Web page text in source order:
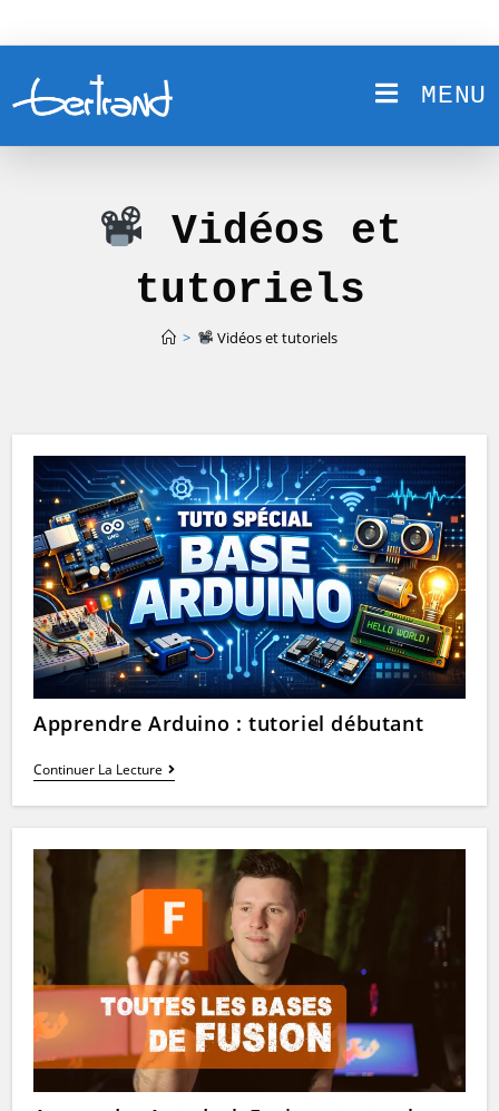
to
MENU
Vidéos et
tutoriels
> Vidéos et tutoriels
Apprendre Arduino : tutoriel débutant
Continuer La LectureApprendre
Arduino
: